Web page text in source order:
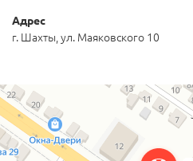
Адрес
г. Шахты, ул. Маяковского 10